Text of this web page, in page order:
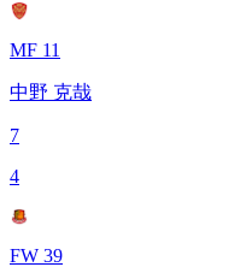
MF 11
中野 克哉
7
4
FW 39